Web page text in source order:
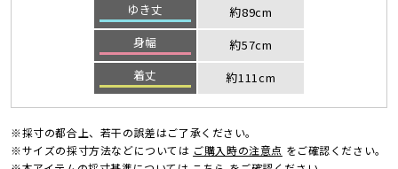
ゆき丈
約89cm
身幅
約57cm
着丈
約111cm
※採寸の都合上、若干の誤差はご了承ください。
※サイズの採寸方法などについては ご購入時の注意点 をご確認ください。